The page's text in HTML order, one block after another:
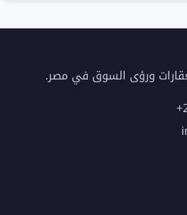
ورؤى السوق في مصر.